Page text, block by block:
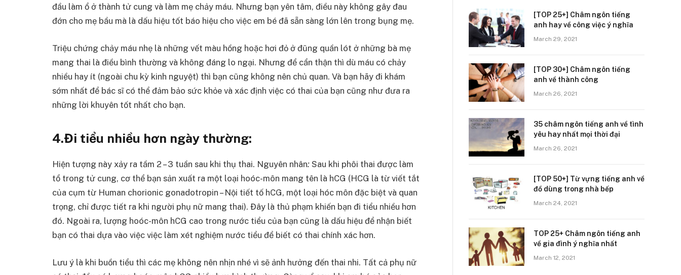
đầu làm ổ ở thành tử cung và làm mẹ chảy máu. Nhưng bạn yên tâm, điều này không gây đau
đớn cho mẹ bầu mà là dấu hiệu tốt báo hiệu cho việc em bé đã sẵn sàng lớn lên trong bụng mẹ.
Triệu chứng chảy máu nhẹ là những vết màu hồng hoặc hơi đỏ ở đũng quần lót ở những bà mẹ
mang thai là điều bình thường và không đáng lo ngại. Nhưng để cẩn thận thì dù máu có chảy
nhiều hay ít (ngoài chu kỳ kinh nguyệt) thì bạn cũng không nên chủ quan. Và bạn hãy đi khám
sớm nhất để bác sĩ có thể đảm bảo sức khỏe và xác định việc có thai của bạn cũng như đưa ra
những lời khuyên tốt nhất cho bạn.
4.Đi tiểu nhiều hơn ngày thường:
Hiện tượng này xảy ra tầm 2 – 3 tuần sau khi thụ thai. Nguyên nhân: Sau khi phôi thai được làm
tổ trong tử cung, cơ thể bạn sản xuất ra một loại hoóc-môn mang tên là hCG (HCG là từ viết tắt
của cụm từ Human chorionic gonadotropin – Nội tiết tố hCG, một loại hóc môn đặc biệt và quan
trọng, chỉ được tiết ra khi người phụ nữ mang thai). Đây là thủ phạm khiến bạn đi tiểu nhiều hơn
đó. Ngoài ra, lượng hoóc-môn hCG cao trong nước tiểu của bạn cũng là dấu hiệu để nhận biết
bạn có thai dựa vào việc việc làm xét nghiệm nước tiểu để biết có thai chính xác hơn.
Lưu ý là khi buồn tiểu thì các mẹ không nên nhịn nhé vì sẽ ảnh hưởng đến thai nhi. Tất cả phụ nữ
[TOP 25+] Châm ngôn tiếng
anh hay về công việc ý nghĩa
March 29, 2021
[TOP 30+] Châm ngôn tiếng
anh về thành công
March 26, 2021
35 châm ngôn tiếng anh về tình
yêu hay nhất mọi thời đại
March 26, 2021
[TOP 50+] Từ vựng tiếng anh về
đồ dùng trong nhà bếp
March 24, 2021
TOP 25+ Châm ngôn tiếng anh
về gia đình ý nghĩa nhất
March 12, 2021